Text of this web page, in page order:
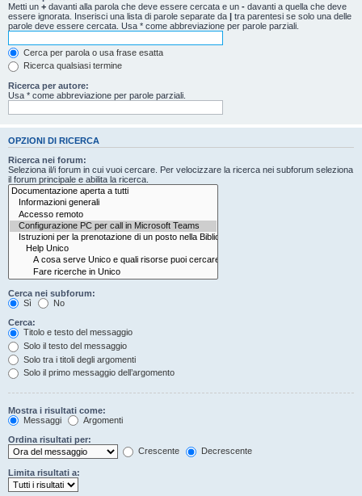
Metti un + davanti alla parola che deve essere cercata e un - davanti a quella che deve
essere ignorata. Inserisci una lista di parole separate da | tra parentesi se solo una delle
parole deve essere cercata. Usa * come abbreviazione per parole parziali.
Cerca per parola o usa frase esatta
Ricerca qualsiasi termine
Ricerca per autore:
Usa * come abbreviazione per parole parziali.
OPZIONI DI RICERCA
Ricerca nei forum:
Seleziona il/i forum in cui vuoi cercare. Per velocizzare la ricerca nei subforum seleziona
il forum principale e abilita la ricerca.
Cerca nei subforum:
Sì
No
Cerca:
Titolo e testo del messaggio
Solo il testo del messaggio
Solo tra i titoli degli argomenti
Solo il primo messaggio dell’argomento
Mostra i risultati come:
Messaggi
Argomenti
Ordina risultati per:
Crescente
Decrescente
Limita risultati a: